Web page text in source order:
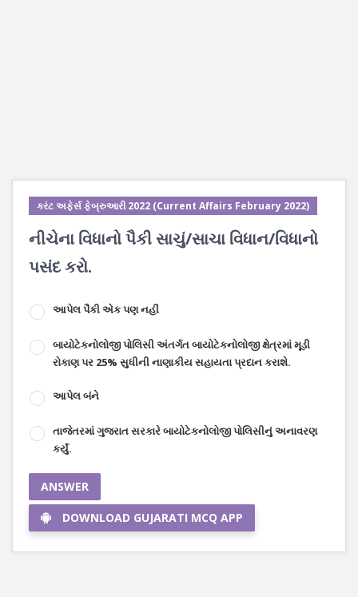
કરંટ અફેર્સ ફેબ્રુઆરી 2022 (Current Affairs February 2022)
નીચેના વિધાનો પૈકી સાચું/સાચા વિધાન/વિધાનો
પસંદ કરો.
આપેલ પૈકી એક પણ નહીં
બાયોટેકનોલોજી પોલિસી અંતર્ગત બાયોટેકનોલોજી ક્ષેત્રમાં મૂડી
રોકાણ પર 25% સુધીની નાણાકીય સહાયતા પ્રદાન કરાશે.
આપેલ બંને
તાજેતરમાં ગુજરાત સરકારે બાયોટેકનોલોજી પોલિસીનું અનાવરણ
કર્યું.
ANSWER
DOWNLOAD GUJARATI MCQ APP